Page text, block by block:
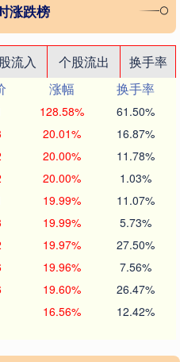
涨跌榜
流入 个股流出
换手率
涨幅
换手率
128.58% 61.50%
20.01% 16.87%
20.00% 11.78%
20.00% 1.03%
19.99% 11.07%
19.99% 5.73%
19.97% 27.50%
19.96% 7.56%
19.60% 26.47%
16.56% 12.42%